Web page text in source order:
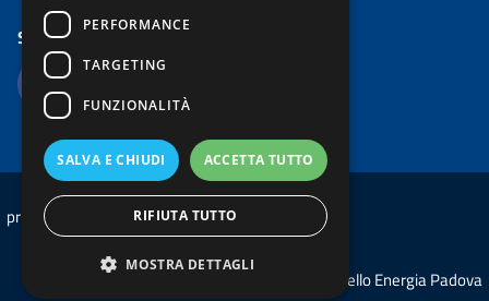
SEGUICI SU
privacy
© 2026 Sportello Energia Padova
PERFORMANCE
TARGETING
FUNZIONALITÀ
SALVA E CHIUDI ACCETTA TUTTO
RIFIUTA TUTTO
MOSTRA DETTAGLI